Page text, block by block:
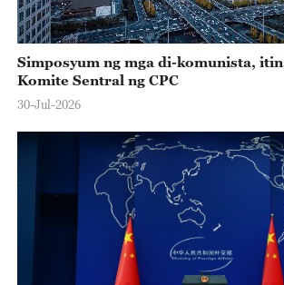
Simposyum ng mga di-komunista,
Komite Sentral ng CPC
30-Jul-2026